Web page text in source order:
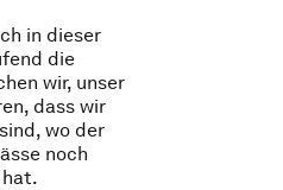
in dieser
die
wir, unser
dass wir
wo der
noch